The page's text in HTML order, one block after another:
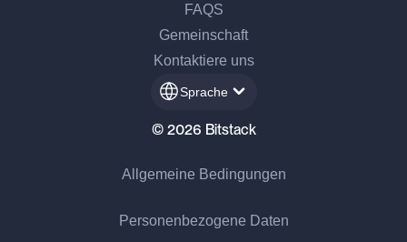
FAQS
Gemeinschaft
Kontaktiere uns
Sprache
© 2026 Bitstack
Allgemeine Bedingungen
Personenbezogene Daten